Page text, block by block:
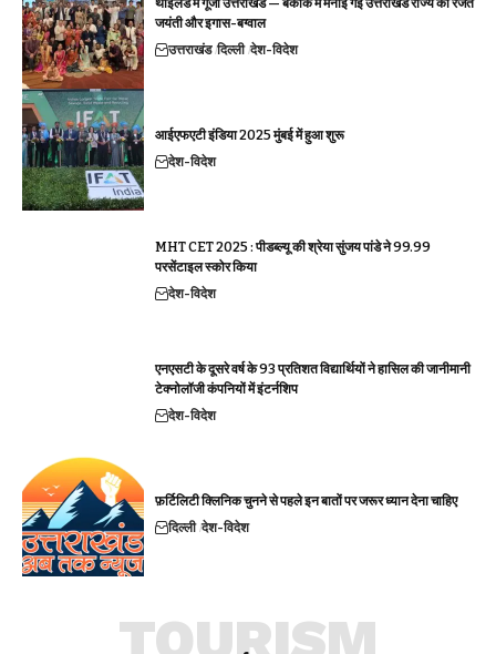
थाईलैंड में गूंजा उत्तराखंड — बैंकॉक में मनाई गई उत्तराखंड राज्य की रजत
जयंती और इगास-बग्वाल
उत्तराखंड दिल्ली देश-विदेश
आईएफएटी इंडिया 2025 मुंबई में हुआ शुरू
देश-विदेश
MHT CET 2025 : पीडब्ल्यू की श्रेया सुंजय पांडे ने 99.99
परसेंटाइल स्कोर किया
देश-विदेश
एनएसटी के दूसरे वर्ष के 93 प्रतिशत विद्यार्थियों ने हासिल की जानीमानी
टेक्नोलॉजी कंपनियों में इंटर्नशिप
देश-विदेश
फ़र्टिलिटी क्लिनिक चुनने से पहले इन बातों पर जरूर ध्यान देना चाहिए
दिल्ली देश-विदेश
TOURISM